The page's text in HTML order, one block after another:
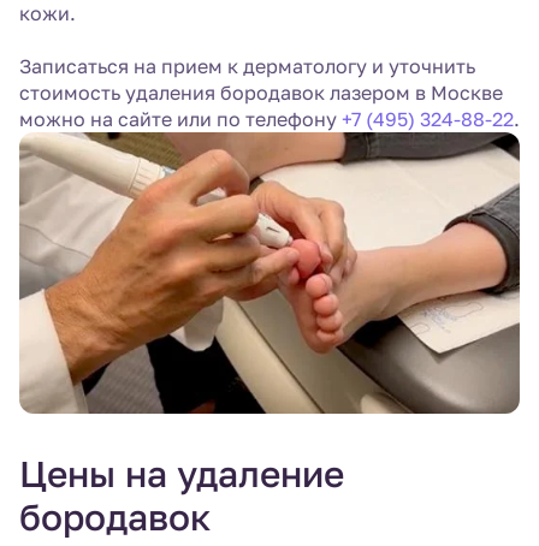
кожи.
Записаться на прием к дерматологу и уточнить
стоимость удаления бородавок лазером в Москве
можно на сайте или по телефону +7 (495) 324-88-22.
Цены на удаление
бородавок